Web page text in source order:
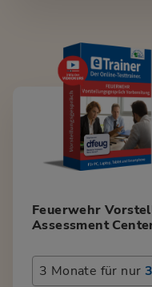
Feuerwehr
Assessment
3 Monate für nur